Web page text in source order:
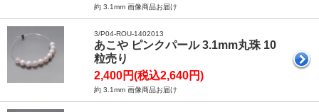
約 3.1mm 画像商品お届け
3/P04-ROU-1402013
あこや ピンクパール 3.1mm丸珠 10
粒売り
2,400円(税込2,640円)
約 3.1mm 画像商品お届け